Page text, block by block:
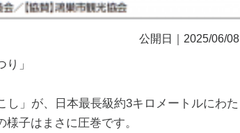
公開日｜2025/06/08
」
」が、日本最長級約3キロメートルにわた
子はまさに圧巻です。